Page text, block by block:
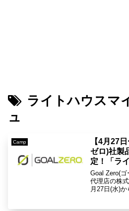
ライトハウスマ
ュ
Camp
【4月27
ゼロ)社製
定！「ラ
ど値上げ
Goal Zero(
代理店の株
月27日(水)
改定の告知
値上がりと